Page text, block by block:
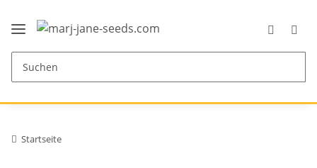
Startseite